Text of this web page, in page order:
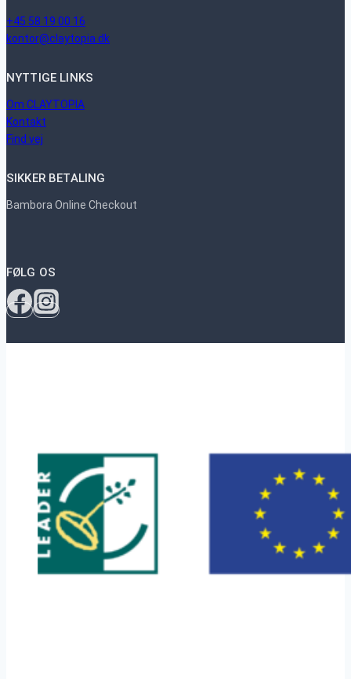
+45 58 19 00 16
kontor@claytopia.dk
NYTTIGE LINKS
Om CLAYTOPIA
Kontakt
Find vej
SIKKER BETALING
Bambora Online Checkout
FØLG OS